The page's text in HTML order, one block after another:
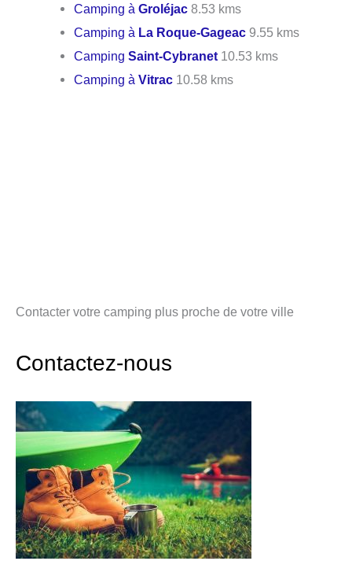
Camping àGroléjac 8.53 kms
Camping à La Roque-Gageac 9.55 kms
CampingSaint-Cybranet 10.53 kms
Camping àVitrac 10.58 kms
Contacter votre camping plus proche de votre ville
Contactez-nous